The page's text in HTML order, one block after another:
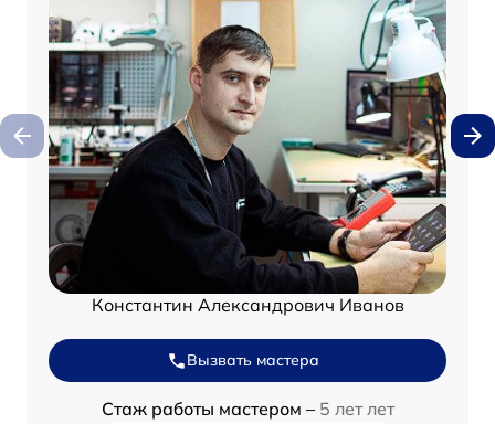
Константин Александрович Иванов
Вызвать мастера
Стаж работы мастером – 5 лет лет